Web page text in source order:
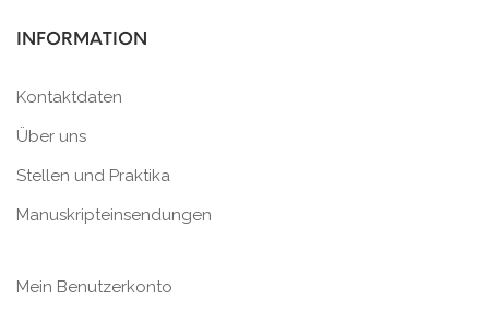
INFORMATION
Kontaktdaten
Über uns
Stellen und Praktika
Manuskripteinsendungen
Mein Benutzerkonto